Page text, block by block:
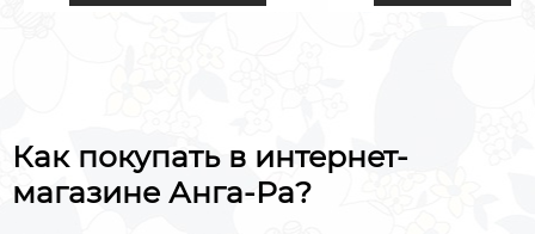
Как покупать в интернет-
магазине Анга-Ра?